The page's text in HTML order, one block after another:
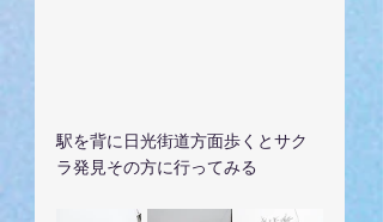
駅を背に日光街道方面歩くとサク
ラ発見その方に行ってみる